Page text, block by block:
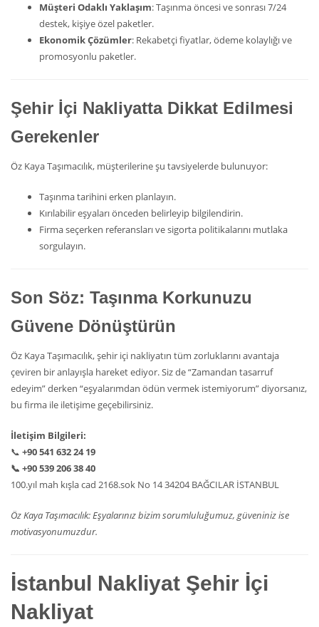
Müşteri Odaklı Yaklaşım: Taşınma öncesi ve sonrası 7/24
destek, kişiye özel paketler.
Ekonomik Çözümler: Rekabetçi fiyatlar, ödeme kolaylığı ve
promosyonlu paketler.
Şehir İçi Nakliyatta Dikkat Edilmesi
Gerekenler
Öz Kaya Taşımacılık, müşterilerine şu tavsiyelerde bulunuyor:
Taşınma tarihini erken planlayın.
Kırılabilir eşyaları önceden belirleyip bilgilendirin.
Firma seçerken referansları ve sigorta politikalarını mutlaka
sorgulayın.
Son Söz: Taşınma Korkunuzu
Güvene Dönüştürün
Öz Kaya Taşımacılık, şehir içi nakliyatın tüm zorluklarını avantaja
çeviren bir anlayışla hareket ediyor. Siz de “Zamandan tasarruf
edeyim” derken “eşyalarımdan ödün vermek istemiyorum” diyorsanız,
bu firma ile iletişime geçebilirsiniz.
İletişim Bilgileri:
📞 +90 541 632 24 19
📞 +90 539 206 38 40
100.yıl mah kışla cad 2168.sok No 14 34204 BAĞCILAR İSTANBUL
Öz Kaya Taşımacılık: Eşyalarınız bizim sorumluluğumuz, güveniniz ise
motivasyonumuzdur.
İstanbul Nakliyat Şehir İçi
Nakliyat